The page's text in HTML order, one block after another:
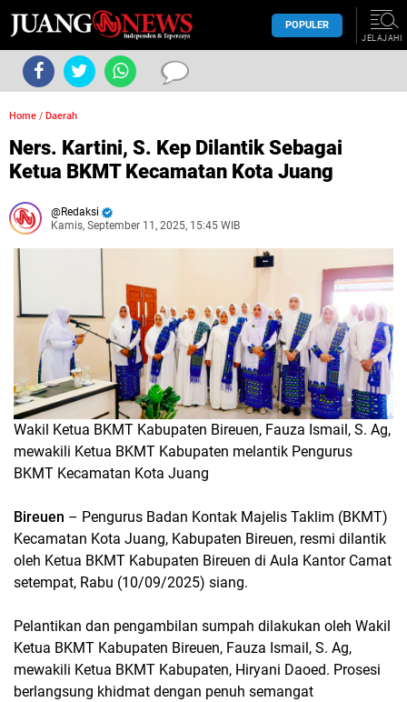
POPULER
JELAJAHI
Home / Daerah
Ners. Kartini, S. Kep Dilantik Sebagai
Ketua BKMT Kecamatan Kota Juang
Redaksi
Kamis, September 11, 2025, 15:45 WIB
Wakil Ketua BKMT Kabupaten Bireuen, Fauza Ismail, S. Ag,
mewakili Ketua BKMT Kabupaten melantik Pengurus
BKMT Kecamatan Kota Juang
Bireuen – Pengurus Badan Kontak Majelis Taklim (BKMT)
Kecamatan Kota Juang, Kabupaten Bireuen, resmi dilantik
oleh Ketua BKMT Kabupaten Bireuen di Aula Kantor Camat
setempat, Rabu (10/09/2025) siang.
Pelantikan dan pengambilan sumpah dilakukan oleh Wakil
Ketua BKMT Kabupaten Bireuen, Fauza Ismail, S. Ag,
mewakili Ketua BKMT Kabupaten, Hiryani Daoed. Prosesi
berlangsung khidmat dengan penuh semangat